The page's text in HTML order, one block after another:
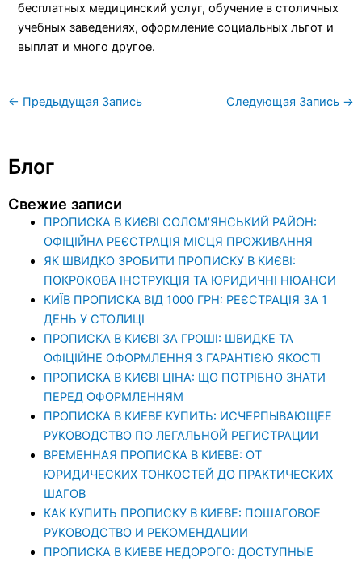
бесплатных медицинский услуг, обучение в столичных
учебных заведениях, оформление социальных льгот и
выплат и много другое.
← Предыдущая Запись Следующая Запись →
Блог
Свежие записи
ПРОПИСКА В КИЄВІ СОЛОМ’ЯНСЬКИЙ РАЙОН:
ОФІЦІЙНА РЕЄСТРАЦІЯ МІСЦЯ ПРОЖИВАННЯ
ЯК ШВИДКО ЗРОБИТИ ПРОПИСКУ В КИЄВІ:
ПОКРОКОВА ІНСТРУКЦІЯ ТА ЮРИДИЧНІ НЮАНСИ
КИЇВ ПРОПИСКА ВІД 1000 ГРН: РЕЄСТРАЦІЯ ЗА 1
ДЕНЬ У СТОЛИЦІ
ПРОПИСКА В КИЄВІ ЗА ГРОШІ: ШВИДКЕ ТА
ОФІЦІЙНЕ ОФОРМЛЕННЯ З ГАРАНТІЄЮ ЯКОСТІ
ПРОПИСКА В КИЄВІ ЦІНА: ЩО ПОТРІБНО ЗНАТИ
ПЕРЕД ОФОРМЛЕННЯМ
ПРОПИСКА В КИЕВЕ КУПИТЬ: ИСЧЕРПЫВАЮЩЕЕ
РУКОВОДСТВО ПО ЛЕГАЛЬНОЙ РЕГИСТРАЦИИ
ВРЕМЕННАЯ ПРОПИСКА В КИЕВЕ: ОТ
ЮРИДИЧЕСКИХ ТОНКОСТЕЙ ДО ПРАКТИЧЕСКИХ
ШАГОВ
КАК КУПИТЬ ПРОПИСКУ В КИЕВЕ: ПОШАГОВОЕ
РУКОВОДСТВО И РЕКОМЕНДАЦИИ
ПРОПИСКА В КИЕВЕ НЕДОРОГО: ДОСТУПНЫЕ